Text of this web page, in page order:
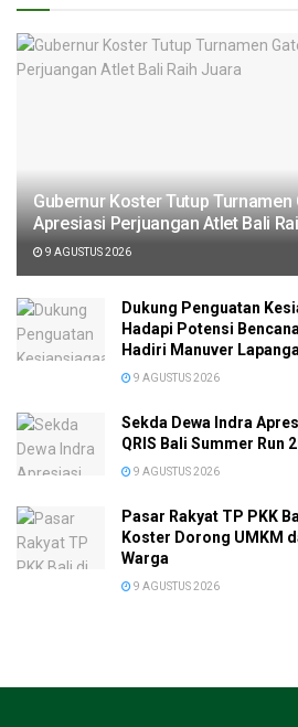
Gubernur Koster Tutup
Apresiasi Perjuangan Atlet Bali
9 AGUSTUS 2026
Dukung Penguatan
Hadapi Potensi
Hadiri Manuver
9 AGUSTUS 2026
Sekda Dewa Indra
QRIS Bali Summer Run
9 AGUSTUS 2026
Pasar Rakyat TP PKK
Koster Dorong UMKM
Warga
9 AGUSTUS 2026